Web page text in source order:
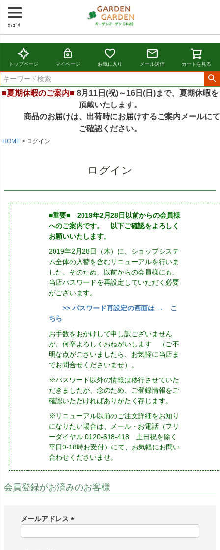
ｶﾃｺﾞﾘ
トップページ マイページ お気に入り メール送信 カートを見る
■夏期休暇のご案内■ 8月11日(祝)～16日(日)まで、夏期休暇を
頂戴いたします。
商品のお届けは、出荷時にお届けするご案内メールにて
ご確認ください。
HOME ログイン
ログイン
■重要■ 2019年2月28日以前からの会員様
へのご案内です。 以下ご確認をよろしく
お願いいたします。
2019年2月28日（木）に、ショップシステ
ム全体の入替を含むリニューアルを行いま
した。そのため、以前からの会員様にも、
当店パスワードを再設定していただく必要
がございます。
>> パスワード再設定の画面は → こ
ちら
お手数をおかけして申し訳ございません
が、何卒よろしくおねがいします （ご不
明な点がございましたら、お気軽に当店ま
でお問合せくださいませ）。
※パスワード以外の情報は移行させていた
だきましたが、念のため、ご登録情報をご
確認いただければありがたく存じます。
※リニューアル以前のご注文詳細をお知り
になりたい場合は、メール・お電話（フリ
ーダイヤル 0120-618-418 土日祝を除く
平日9-18時お受付）にて、お気軽にお問い
合わせくださいませ。
会員登録がお済みのお客様
メールアドレス